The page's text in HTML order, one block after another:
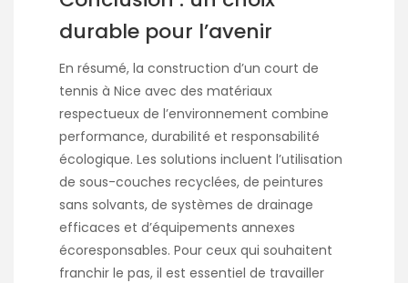
durable pour l’avenir
En résumé, la construction d’un court de
tennis à Nice avec des matériaux
respectueux de l’environnement combine
performance, durabilité et responsabilité
écologique. Les solutions incluent l’utilisation
de sous-couches recyclées, de peintures
sans solvants, de systèmes de drainage
efficaces et d’équipements annexes
écoresponsables. Pour ceux qui souhaitent
franchir le pas, il est essentiel de travailler